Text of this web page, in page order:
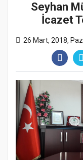
Seyhan
İcazet
26 Mart, 2018,